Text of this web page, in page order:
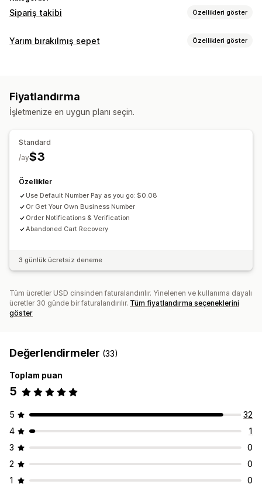
Sipariş takibi Özellikleri göster
İzleme
Bildirimler
Gerçek zamanlı bildirimler
Özel bildirimler
Yarım bırakılmış sepet Özellikleri göster
Çoklu kanalda mesajlaşma
Otomatik iş akışları
Fiyatlandırma
İşletmenize en uygun planı seçin.
Standard
$3
/ay
Özellikler
Use Default Number Pay as you go: $0.08
Or Get Your Own Business Number
Order Notifications & Verification
Abandoned Cart Recovery
3 günlük ücretsiz deneme
Tüm ücretler USD cinsinden faturalandırılır. Yinelenen ve kullanıma dayalı
ücretler 30 günde bir faturalandırılır. Tüm fiyatlandırma seçeneklerini
göster
Değerlendirmeler (33)
Toplam puan
5
5
32
4
1
3
0
2
0
1
0